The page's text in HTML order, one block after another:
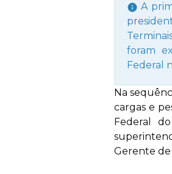
A
foram
Federal
Na
cargas e
Federal
Gerente de